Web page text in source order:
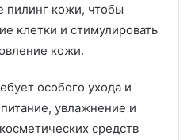
пилинг кожи, чтобы
клетки и стимулировать
кожи.
особого ухода и
увлажнение и
средств